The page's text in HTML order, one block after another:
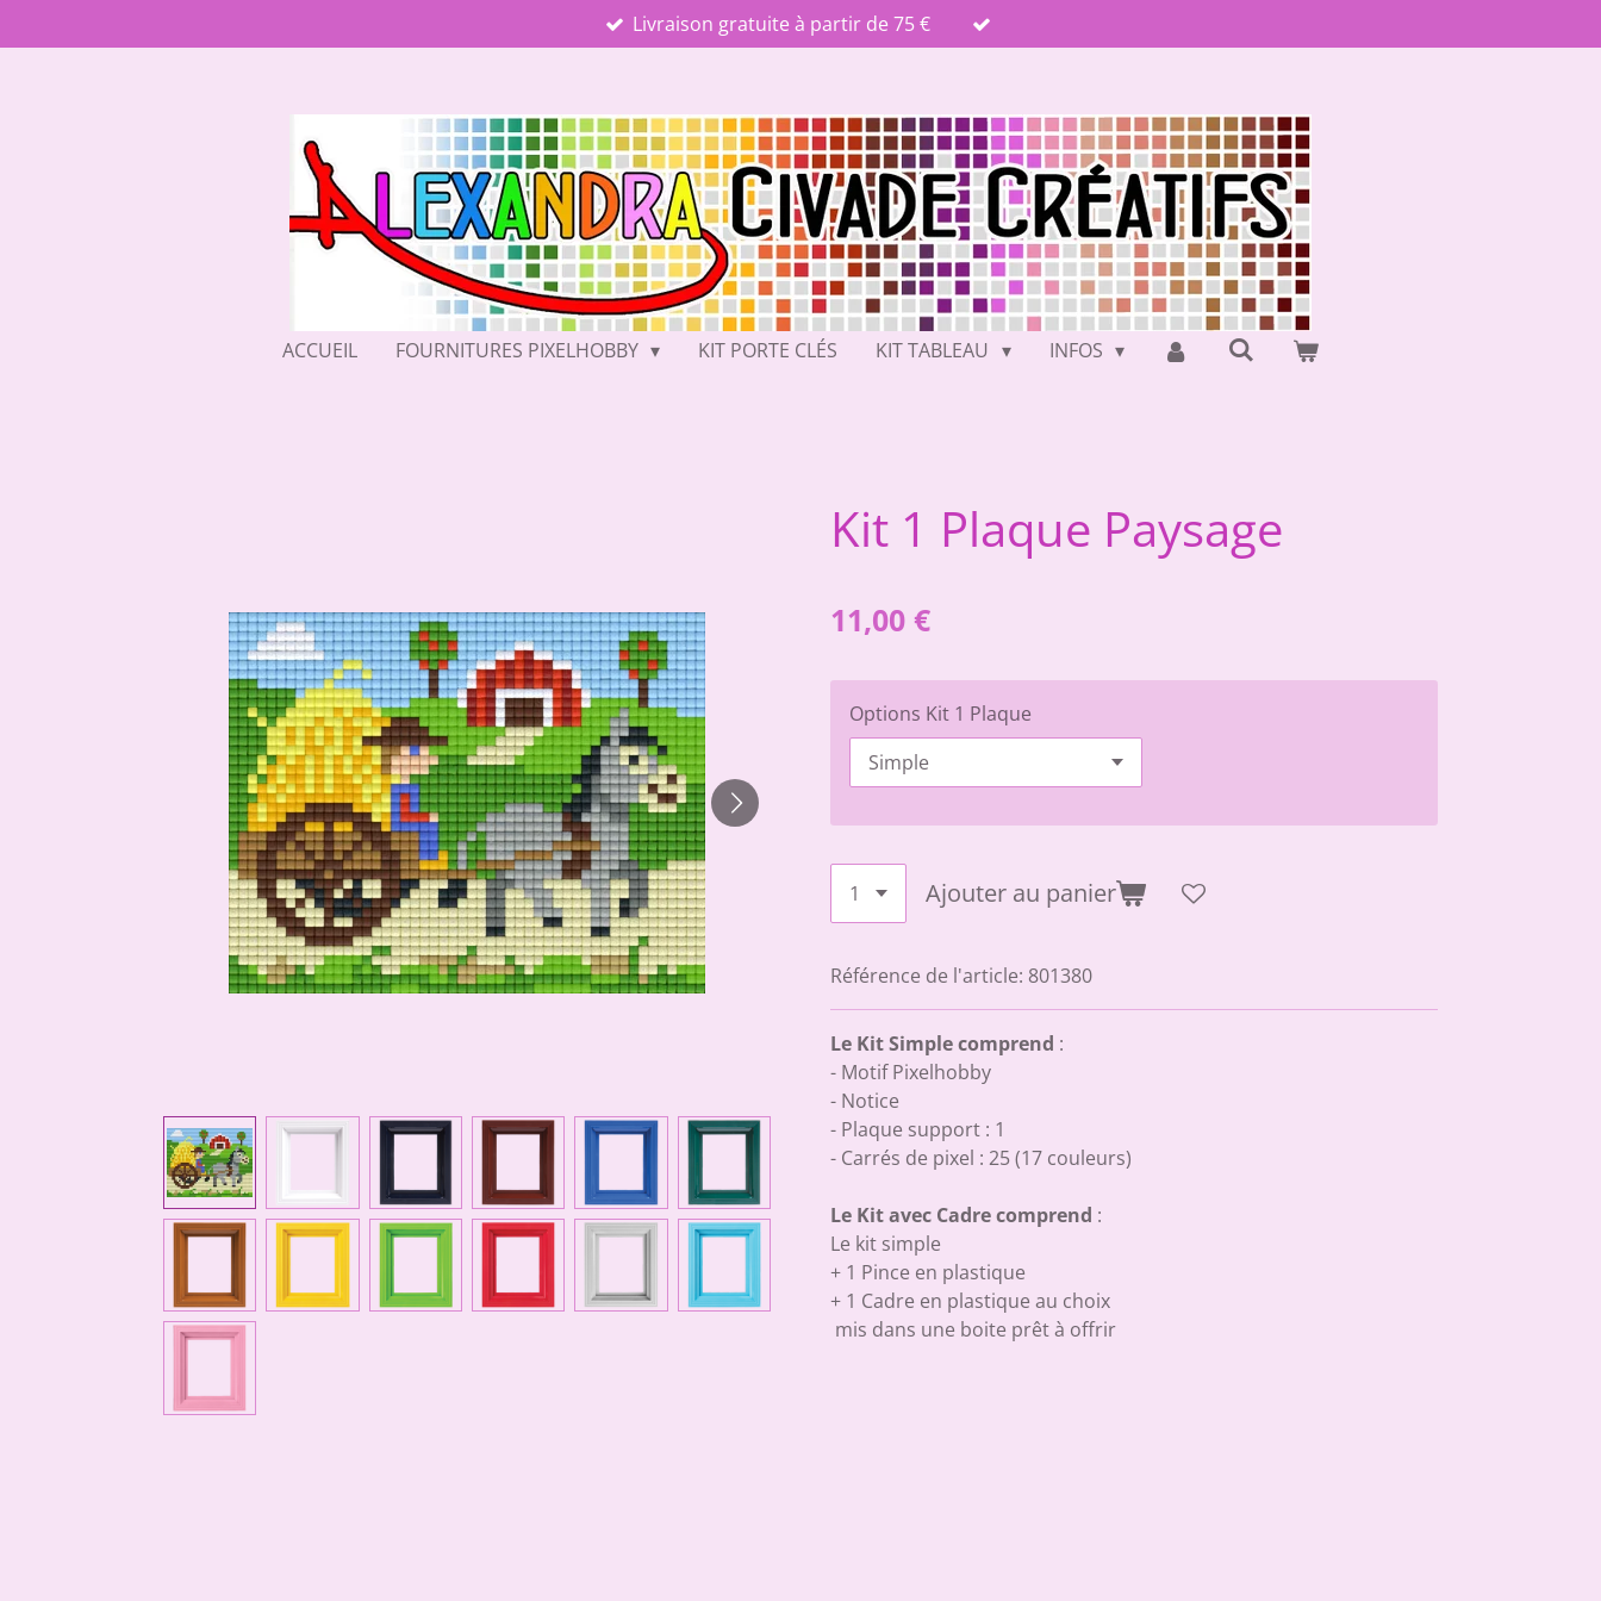
au
Livraison gratuite à partir de 75 €
ACCUEIL FOURNITURES PIXELHOBBY KIT PORTE CLÉS KIT TABLEAU INFOS
Kit 1 Plaque Paysage
11,00 €
Options Kit 1 Plaque
Ajouter au panier
Référence de l'article: 801380
Le Kit Simple comprend :
- Motif Pixelhobby
- Notice
- Plaque support : 1
- Carrés de pixel : 25 (17 couleurs)
Le Kit avec Cadre comprend :
Le kit simple
+ 1 Pince en plastique
+ 1 Cadre en plastique au choix
mis dans une boite prêt à offrir